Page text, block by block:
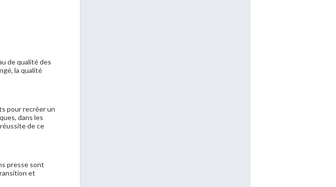
de qualité des
la qualité
pour recréer un
dans les
de ce
presse sont
et